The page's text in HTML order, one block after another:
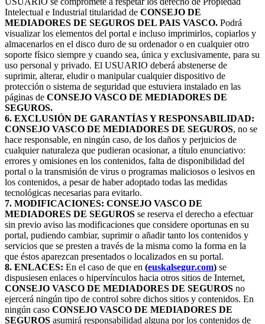
Intelectual e Industrial titularidad de CONSEJO DE
MEDIADORES DE SEGUROS DEL PAIS VASCO. Podrá
visualizar los elementos del portal e incluso imprimirlos, copiarlos y
almacenarlos en el disco duro de su ordenador o en cualquier otro
soporte físico siempre y cuando sea, única y exclusivamente, para su
uso personal y privado. El USUARIO deberá abstenerse de
suprimir, alterar, eludir o manipular cualquier dispositivo de
protección o sistema de seguridad que estuviera instalado en las
páginas de CONSEJO VASCO DE MEDIADORES DE
SEGUROS.
6. EXCLUSIÓN DE GARANTÍAS Y RESPONSABILIDAD:
CONSEJO VASCO DE MEDIADORES DE SEGUROS, no se
hace responsable, en ningún caso, de los daños y perjuicios de
cualquier naturaleza que pudieran ocasionar, a título enunciativo:
errores y omisiones en los contenidos, falta de disponibilidad del
portal o la transmisión de virus o programas maliciosos o lesivos en
los contenidos, a pesar de haber adoptado todas las medidas
tecnológicas necesarias para evitarlo.
7. MODIFICACIONES: CONSEJO VASCO DE
MEDIADORES DE SEGUROS se reserva el derecho a efectuar
sin previo aviso las modificaciones que considere oportunas en su
portal, pudiendo cambiar, suprimir o añadir tanto los contenidos y
servicios que se presten a través de la misma como la forma en la
que éstos aparezcan presentados o localizados en su portal.
8. ENLACES: En el caso de que en (euskalsegur.com) se
dispusiesen enlaces o hipervínculos hacia otros sitios de Internet,
CONSEJO VASCO DE MEDIADORES DE SEGUROS no
ejercerá ningún tipo de control sobre dichos sitios y contenidos. En
ningún caso CONSEJO VASCO DE MEDIADORES DE
SEGUROS asumirá responsabilidad alguna por los contenidos de